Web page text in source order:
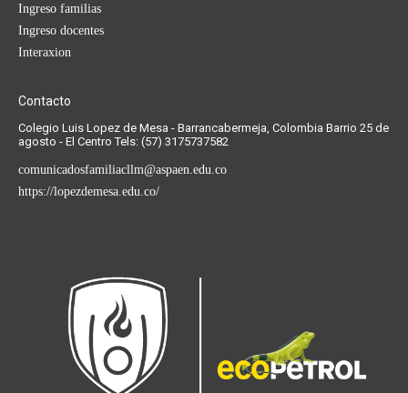
Ingreso familias
Ingreso docentes
Interaxion
Contacto
Colegio Luis Lopez de Mesa - Barrancabermeja, Colombia Barrio 25 de
agosto - El Centro Tels: (57) 3175737582
comunicadosfamiliacllm@aspaen.edu.co
https://lopezdemesa.edu.co/